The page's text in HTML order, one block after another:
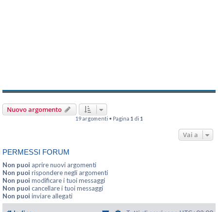
Nuovo argomento
19 argomenti • Pagina 1 di 1
Vai a
PERMESSI FORUM
Non puoi aprire nuovi argomenti
Non puoi rispondere negli argomenti
Non puoi modificare i tuoi messaggi
Non puoi cancellare i tuoi messaggi
Non puoi inviare allegati